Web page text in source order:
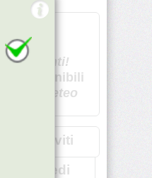
U - -
Spiacenti!
non disponibili
Dati meteo
Iscriviti
Accedi